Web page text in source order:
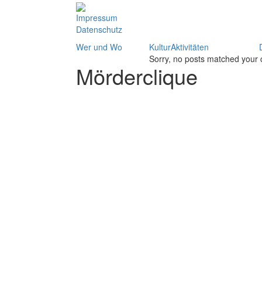
Impressum
Datenschutz
Wer und Wo
KulturAktivitäten
Mörderclique
Sorry, no posts matched your